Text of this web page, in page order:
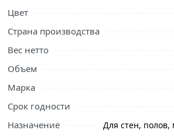
Ознакомьтесь с подробными
описанием и отзывами о товаре,
правильный выбор и заказать
профессиональные менеджеры
свяжутся с Вами для согласования
Цвет
Страна производства
Вес нетто
Объем
Марка
Срок годности
Назначение Для стен, полов,